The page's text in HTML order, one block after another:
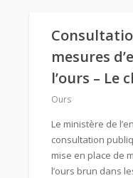
mesures
l’ours – Le
Ours
Le ministère de
consultation
mise en place de
l’ours brun dans